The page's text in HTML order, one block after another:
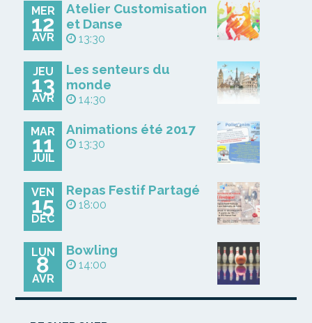
MER
12
AVR
Atelier Customisation
et Danse
13:30
JEU
13
AVR
Les senteurs du
monde
14:30
MAR
11
JUIL
Animations été 2017
13:30
VEN
15
DÉC
Repas Festif Partagé
18:00
LUN
8
AVR
Bowling
14:00